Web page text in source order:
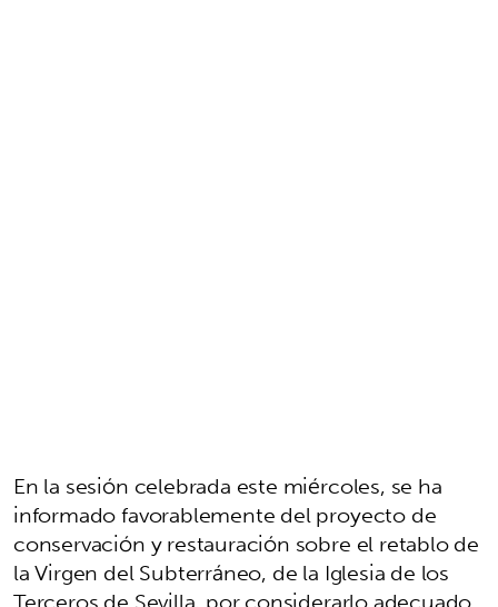
En la sesión celebrada este miércoles, se ha
informado favorablemente del proyecto de
conservación y restauración sobre el retablo de
la Virgen del Subterráneo, de la Iglesia de los